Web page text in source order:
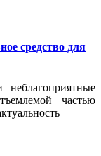
средство для
частью